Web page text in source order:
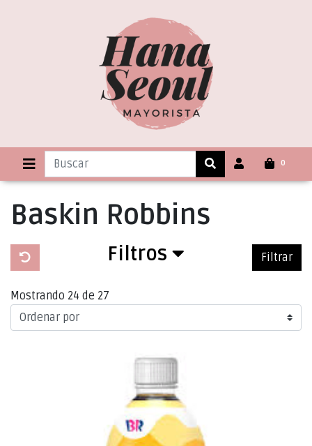
0
Baskin Robbins
Filtros Filtrar
Mostrando 24 de 27